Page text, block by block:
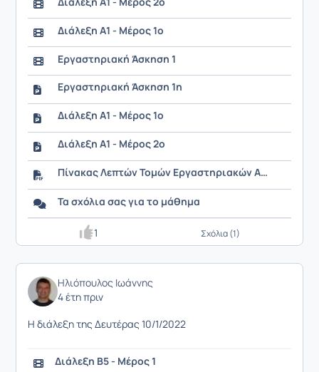
Διάλεξη Α1 - Μέρος 1ο
Εργαστηριακή Άσκηση 1
Εργαστηριακή Άσκηση 1η
Διάλεξη Α1 - Μέρος 1ο
Διάλεξη Α1 - Μέρος 2ο
Πίνακας Λεπτών Τομών Εργαστηριακών Ασκήσεων (ΜΑΓΜΑΤΙΚΑ)
Τα σχόλια σας για το μάθημα
1 Σχόλια (1)
Ηλιόπουλος Ιωάννης
4 έτη πριν
Η διάλεξη της Δευτέρας 10/1/2022
Διάλεξη Β5 - Μέρος 1